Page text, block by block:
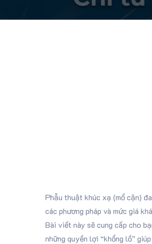
Phẫu thuật khúc xạ (mổ cận)
các phương pháp và mức giá
Bài viết này sẽ cung cấp cho
những quyền lợi “khổng lồ”